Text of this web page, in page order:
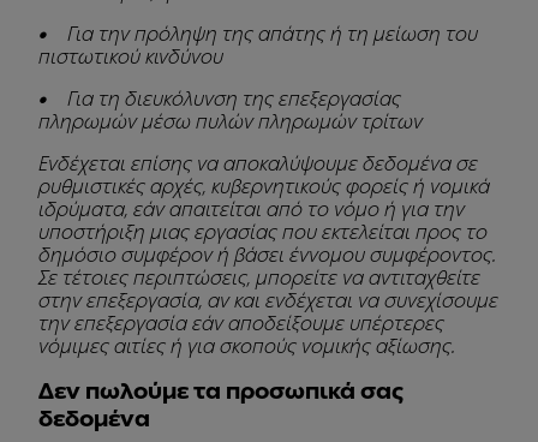
• Για την πρόληψη της απάτης ή τη μείωση του
πιστωτικού κινδύνου
• Για τη διευκόλυνση της επεξεργασίας
πληρωμών μέσω πυλών πληρωμών τρίτων
Ενδέχεται επίσης να αποκαλύψουμε δεδομένα σε
ρυθμιστικές αρχές, κυβερνητικούς φορείς ή νομικά
ιδρύματα, εάν απαιτείται από το νόμο ή για την
υποστήριξη μιας εργασίας που εκτελείται προς το
δημόσιο συμφέρον ή βάσει έννομου συμφέροντος.
Σε τέτοιες περιπτώσεις, μπορείτε να αντιταχθείτε
στην επεξεργασία, αν και ενδέχεται να συνεχίσουμε
την επεξεργασία εάν αποδείξουμε υπέρτερες
νόμιμες αιτίες ή για σκοπούς νομικής αξίωσης.
Δεν πωλούμε τα προσωπικά σας
δεδομένα